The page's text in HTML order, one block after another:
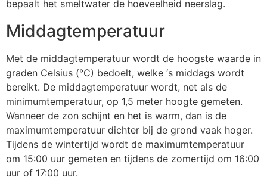
bepaalt het smeltwater de hoeveelheid neerslag.
Middagtemperatuur
Met de middagtemperatuur wordt de hoogste waarde in
graden Celsius (°C) bedoelt, welke ‘s middags wordt
bereikt. De middagtemperatuur wordt, net als de
minimumtemperatuur, op 1,5 meter hoogte gemeten.
Wanneer de zon schijnt en het is warm, dan is de
maximumtemperatuur dichter bij de grond vaak hoger.
Tijdens de wintertijd wordt de maximumtemperatuur
om 15:00 uur gemeten en tijdens de zomertijd om 16:00
uur of 17:00 uur.